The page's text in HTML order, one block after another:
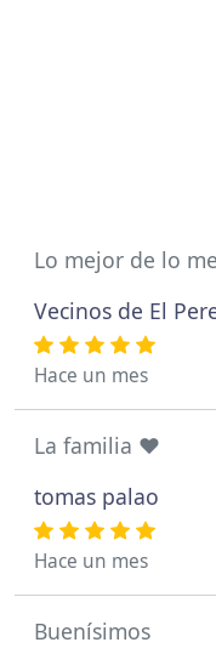
Lo mejor de lo
Vecinos de El
Hace un mes
La familia ❤️
tomas palao
Hace un mes
Buenísimos